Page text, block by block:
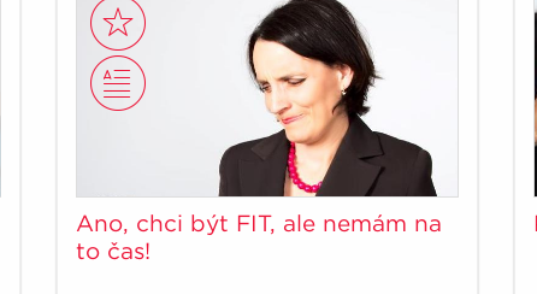
Ano, chci být FIT, ale nemám na
to čas!